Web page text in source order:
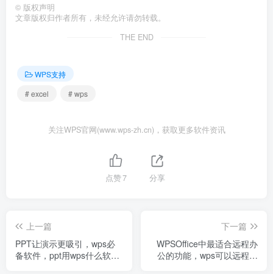
© 版权声明
文章版权归作者所有，未经允许请勿转载。
THE END
WPS支持
# excel
# wps
关注WPS官网(www.wps-zh.cn)，获取更多软件资讯
点赞7 分享
上一篇
PPT让演示更吸引，wps必
备软件，ppt用wps什么软件
下一篇
WPSOffice中最适合远程办
公的功能，wps可以远程控